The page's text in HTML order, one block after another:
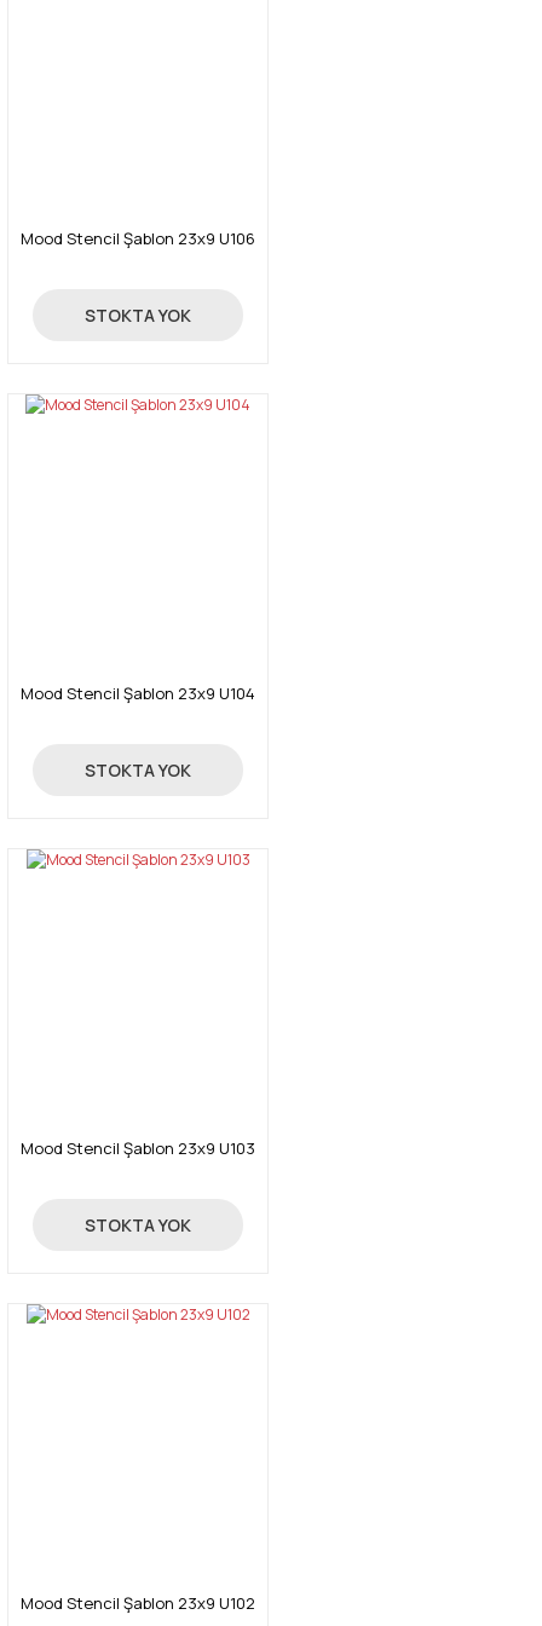
Mood Stencil Şablon 23x9 U106
24,00 TL
STOKTA YOK
Mood Stencil Şablon 23x9 U104
24,00 TL
STOKTA YOK
Mood Stencil Şablon 23x9 U103
24,00 TL
STOKTA YOK
Mood Stencil Şablon 23x9 U102